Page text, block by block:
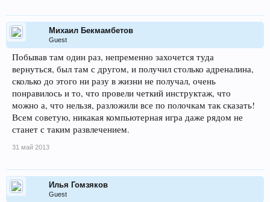
Михаил Бекмамбетов
Guest
Побывав там один раз, непременно захочется туда
вернуться, был там с другом, и получил столько адреналина,
сколько до этого ни разу в жизни не получал, очень
понравилось и то, что провели четкий инструктаж, что
можно а, что нельзя, разложили все по полочкам так сказать!
Всем советую, никакая компьютерная игра даже рядом не
станет с таким развлечением.
31 май 2013
Илья Гомзяков
Guest